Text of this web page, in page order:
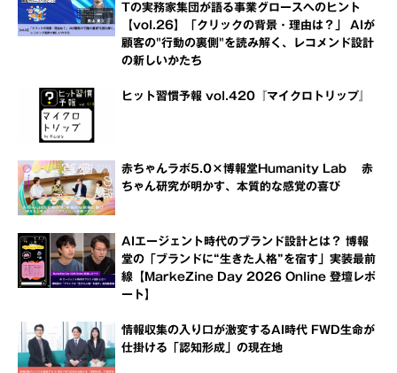
Tの実務家集団が語る事業グロースへのヒント
【vol.26】「クリックの背景・理由は？」 AIが
顧客の"行動の裏側"を読み解く、レコメンド設計
の新しいかたち
ヒット習慣予報 vol.420『マイクロトリップ』
赤ちゃんラボ5.0×博報堂Humanity Lab 赤
ちゃん研究が明かす、本質的な感覚の喜び
AIエージェント時代のブランド設計とは？ 博報
堂の「ブランドに“生きた人格”を宿す」実装最前
線【MarkeZine Day 2026 Online 登壇レポ
ート】
情報収集の入り口が激変するAI時代 FWD生命が
仕掛ける「認知形成」の現在地